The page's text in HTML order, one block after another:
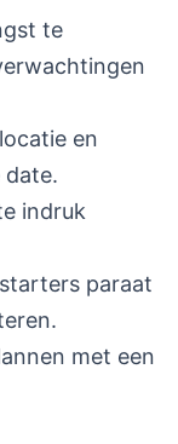
te
en
indruk
paraat
met een